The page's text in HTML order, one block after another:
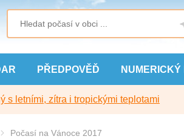
PŘEDPOVĚĎ NUMERICKÝ
s letními, zítra i tropickými teplotami
Počasí na Vánoce 2017